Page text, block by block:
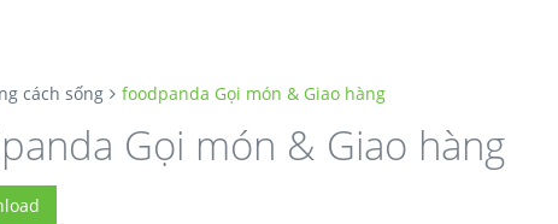
cách sống foodpanda Gọi món & Giao hàng
Gọi món & Giao hàng